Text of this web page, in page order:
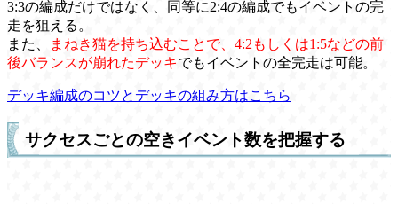
3:3の編成だけではなく、同等に2:4の編成でもイベントの完
走を狙える。
また、
まねき猫を持ち込むことで、4:2もしくは1:5などの前
後バランスが崩れたデッキでもイベントの全完走は可能。
デッキ編成のコツとデッキの組み方はこちら
サクセスごとの空きイベント数を把握する